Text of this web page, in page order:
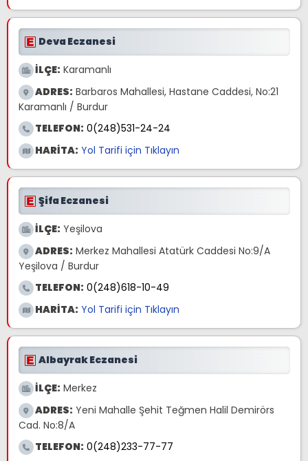
Deva Eczanesi
İLÇE: Karamanlı
ADRES: Barbaros Mahallesi, Hastane Caddesi, No:21
Karamanlı / Burdur
TELEFON: 0(248)531-24-24
HARİTA: Yol Tarifi için Tıklayın
Şifa Eczanesi
İLÇE: Yeşilova
ADRES: Merkez Mahallesi Atatürk Caddesi No:9/A
Yeşilova / Burdur
TELEFON: 0(248)618-10-49
HARİTA: Yol Tarifi için Tıklayın
Albayrak Eczanesi
İLÇE: Merkez
ADRES: Yeni Mahalle Şehit Teğmen Halil Demirörs
Cad. No:8/A
TELEFON: 0(248)233-77-77